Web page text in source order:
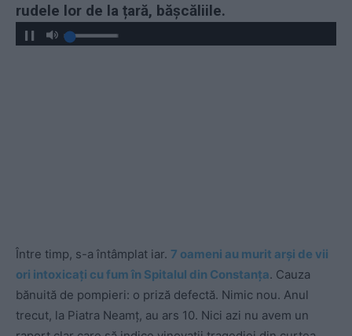
rudele lor de la țară, bășcăliile.
Între timp, s-a întâmplat iar. 7 oameni au murit arși de vii
ori intoxicați cu fum în Spitalul din Constanța. Cauza
bănuită de pompieri: o priză defectă. Nimic nou. Anul
trecut, la Piatra Neamț, au ars 10. Nici azi nu avem un